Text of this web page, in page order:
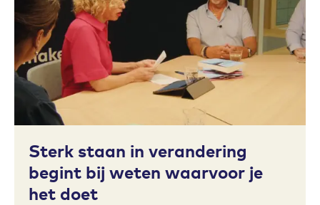
Toevoegen aan favorieten
Sterk staan in verandering
begint bij weten waarvoor je
het doet